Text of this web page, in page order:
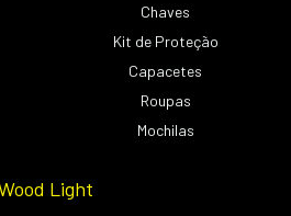
Chaves
Kit de Proteção
Capacetes
Roupas
Mochilas
Light